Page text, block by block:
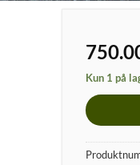
Kun 1 på